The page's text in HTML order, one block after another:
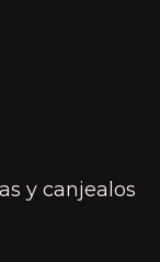
y canjealos